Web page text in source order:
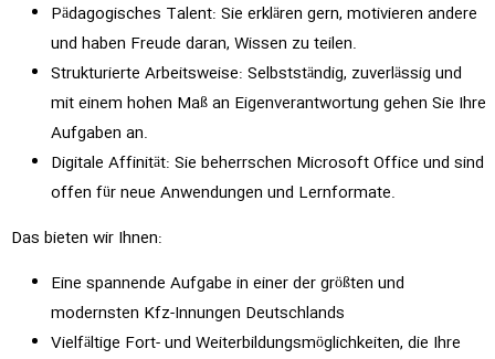
Pädagogisches Talent: Sie erklären gern, motivieren andere
und haben Freude daran, Wissen zu teilen.
Strukturierte Arbeitsweise: Selbstständig, zuverlässig und
mit einem hohen Maß an Eigenverantwortung gehen Sie Ihre
Aufgaben an.
Digitale Affinität: Sie beherrschen Microsoft Office und sind
offen für neue Anwendungen und Lernformate.
Das bieten wir Ihnen:
Eine spannende Aufgabe in einer der größten und
modernsten Kfz-Innungen Deutschlands
Vielfältige Fort- und Weiterbildungsmöglichkeiten, die Ihre